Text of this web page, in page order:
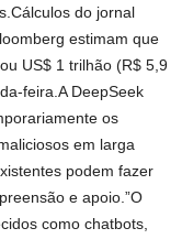
do jornal
estimam que
US$ 1 trilhão (R$ 5,9
feira.A DeepSeek
os
em larga
podem fazer
e apoio.”O
como chatbots,